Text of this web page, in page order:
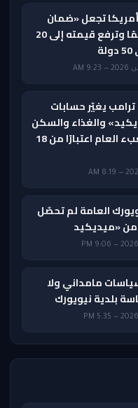
أمريكا تجعل «ضمان
تأشيرة الزيارة» دائمًا وترفع قيمته إلى 20
ترامب يغيّر حسابات
والغذاء والسكن
قد تدخل تقييم العبء العام اعتبارًا من 18
العامة لم تحصّل
مامداني ولا
بلدية نيويورك